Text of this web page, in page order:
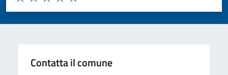
Valuta 5 stelle su 5
Valuta 4 stelle su 5
Valuta 3 stelle su 5
Valuta 2 stelle su 5
Valuta 1 stelle su 5
Contatta il comune